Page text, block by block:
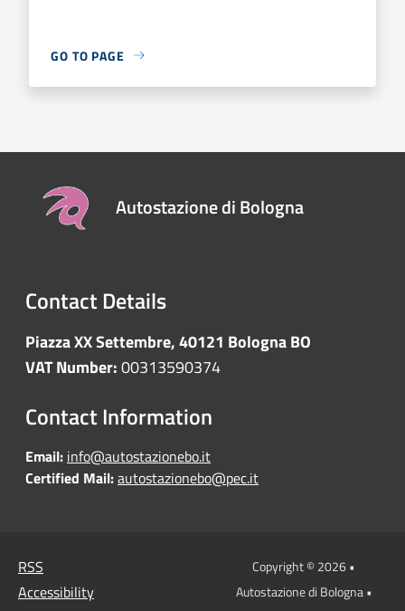
GO TO PAGE
Autostazione di Bologna
Contact Details
Piazza XX Settembre, 40121 Bologna BO
VAT Number:00313590374
Contact Information
Email: info@autostazionebo.it
Certified Mail:autostazionebo@pec.it
RSS
Accessibility
Copyright © 2026 •
Autostazione di Bologna •